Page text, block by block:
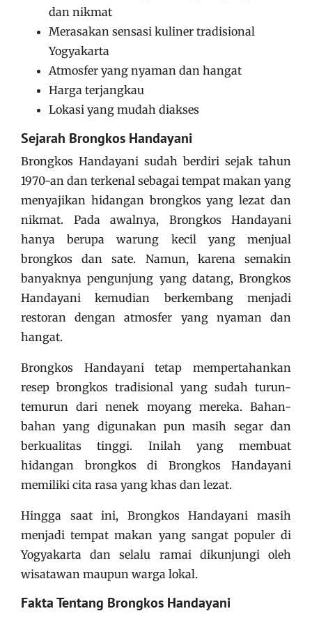
dan nikmat
Merasakan sensasi kuliner tradisional
Yogyakarta
Atmosfer yang nyaman dan hangat
Harga terjangkau
Lokasi yang mudah diakses
Sejarah Brongkos Handayani
Brongkos Handayani sudah berdiri sejak tahun
1970-an dan terkenal sebagai tempat makan yang
menyajikan hidangan brongkos yang lezat dan
nikmat. Pada awalnya, Brongkos Handayani
hanya berupa warung kecil yang menjual
brongkos dan sate. Namun, karena semakin
banyaknya pengunjung yang datang, Brongkos
Handayani kemudian berkembang menjadi
restoran dengan atmosfer yang nyaman dan
hangat.
Brongkos Handayani tetap mempertahankan
resep brongkos tradisional yang sudah turun-
temurun dari nenek moyang mereka. Bahan-
bahan yang digunakan pun masih segar dan
berkualitas tinggi. Inilah yang membuat
hidangan brongkos di Brongkos Handayani
memiliki cita rasa yang khas dan lezat.
Hingga saat ini, Brongkos Handayani masih
menjadi tempat makan yang sangat populer di
Yogyakarta dan selalu ramai dikunjungi oleh
wisatawan maupun warga lokal.
Fakta Tentang Brongkos Handayani